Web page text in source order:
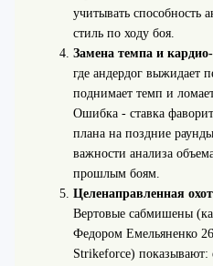
учитывать способность
стиль по ходу боя.
Замена темпа и кардио-
где андердог выжидает
поднимает темп и
Ошибка - ставка
плана на поздние
важности анализа
прошлым боям.
Целенаправленная
Вертовые сабмишены
Федором Емельяненко
Strikeforce) показывают: